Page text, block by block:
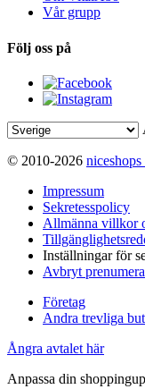
Vår grupp
Följ oss på
© 2010-2026
Impressum
Sekretesspolicy
Allmänna villkor
Inställningar för
Avbryt
Företag
Andra trevliga
Ångra avtalet här
Anpassa din